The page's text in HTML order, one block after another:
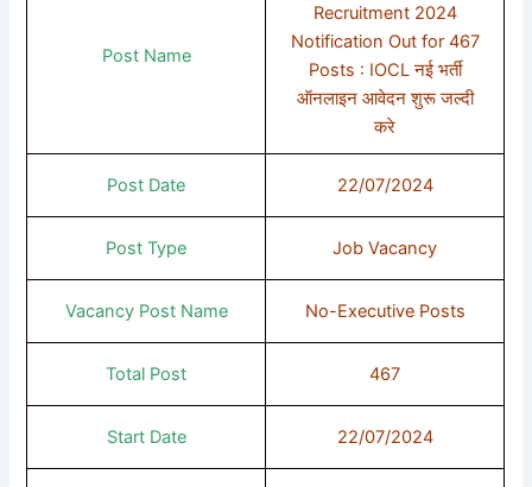
Post Name
Recruitment 2024
Notification Out for 467
Posts : IOCL नई भर्ती
ऑनलाइन आवेदन शुरू जल्दी
करे
Post Date 22/07/2024
Post Type Job Vacancy
Vacancy Post Name No-Executive Posts
Total Post 467
Start Date 22/07/2024